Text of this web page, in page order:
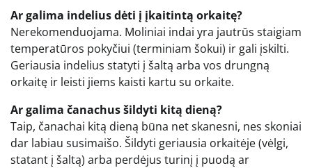
Ar galima indelius dėti į įkaitintą orkaitę?
Nerekomenduojama. Moliniai indai yra jautrūs staigiam
temperatūros pokyčiui (terminiam šokui) ir gali įskilti.
Geriausia indelius statyti į šaltą arba vos drungną
orkaitę ir leisti jiems kaisti kartu su orkaite.
Ar galima čanachus šildyti kitą dieną?
Taip, čanachai kitą dieną būna net skanesni, nes skoniai
dar labiau susimaišo. Šildyti geriausia orkaitėje (vėlgi,
statant į šaltą) arba perdėjus turinį į puodą ar